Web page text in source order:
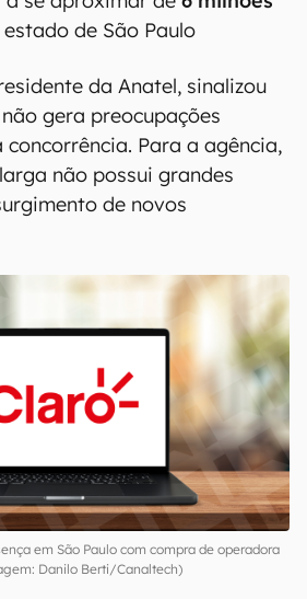
estado de São Paulo
da Anatel, sinalizou
gera preocupações
Para a agência,
não possui grandes
de novos
em São Paulo com compra de operadora
Danilo Berti/Canaltech)